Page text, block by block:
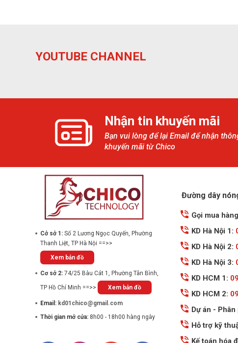
YOUTUBE CHANNEL
Nhận tin khuyến mãi
Bạn vui lòng để lại Email để nhận
khuyến mãi từ Chico
Cở sở 1: Số 2 Lương Ngọc Quyến, Phường
Thanh Liệt, TP Hà Nội ==>>
Xem bản đồ
Cơ sở 2: 74/25 Bàu Cát 1, Phường Tân Bình,
TP Hồ Chí Minh ==>> Xem bản đồ
Email: kd01chico@gmail.com
Thời gian mở cửa: 8h00 - 18h00 hàng ngày
Đường dây
Gọi mua
KD Hà Nội 1:
KD Hà Nội 2:
KD Hà Nội 3:
KD HCM 1:
KD HCM 2:
Dự án - Phân
Hỗ trợ kỹ
Kế toán hóa